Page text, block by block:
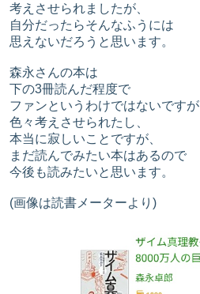
考えさせられましたが、
自分だったらそんなふうには
思えないだろうと思います。
森永さんの本は
下の3冊読んだ程度で
ファンというわけではないですが
色々考えさせられたし、
本当に寂しいことですが、
まだ読んでみたい本はあるので
今後も読みたいと思います。
(画像は読書メーターより)